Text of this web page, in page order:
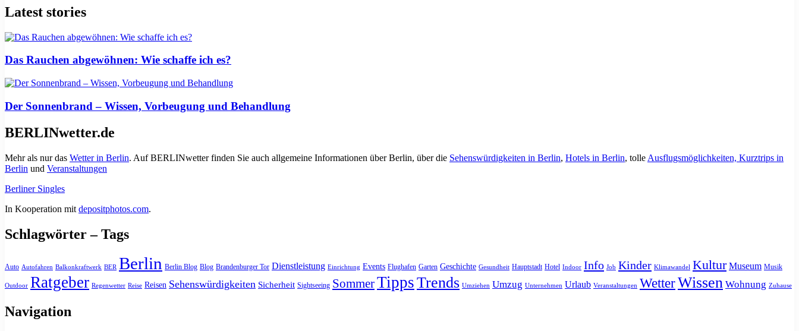
Latest stories
Das Rauchen abgewöhnen: Wie schaffe ich es?
Der Sonnenbrand – Wissen, Vorbeugung und Behandlung
BERLINwetter.de
Mehr als nur das Wetter in Berlin. Auf BERLINwetter finden Sie auch allgemeine Informationen über Berlin, über die Sehenswürdigkeiten in Berlin, Hotels in Berlin, tolle Ausflugsmöglichkeiten, Kurztrips in
Berlin und Veranstaltungen
Berliner Singles
In Kooperation mit depositphotos.com.
Schlagwörter – Tags
Auto Autofahren Balkonkraftwerk BER Berlin Berlin Blog Blog Brandenburger Tor Dienstleistung Einrichtung Events Flughafen Garten Geschichte Gesundheit Hauptstadt Hotel Indoor Info Job Kinder Klimawandel Kultur Museum Musik
Outdoor Ratgeber Regenwetter Reise Reisen Sehenswürdigkeiten Sicherheit Sightseeing SommerTippsTrends Umziehen Umzug Unternehmen Urlaub Veranstaltungen WetterWissen Wohnung Zuhause
Navigation